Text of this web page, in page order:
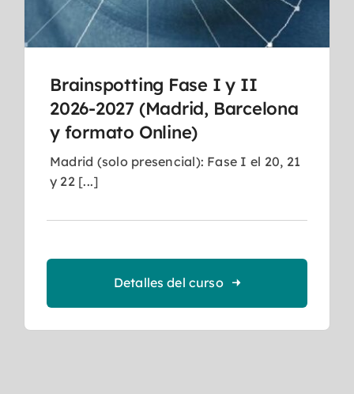
Brainspotting Fase I y II
2026-2027 (Madrid, Barcelona
y formato Online)
Madrid (solo presencial): Fase I el 20, 21
y 22 [...]
Detalles del curso